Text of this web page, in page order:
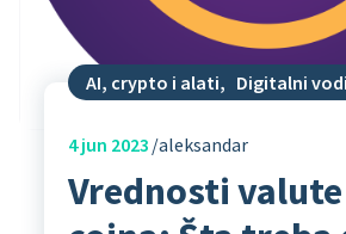
AI, crypto i alati, Digitalni
4jun 2023 aleksandar
Vrednosti